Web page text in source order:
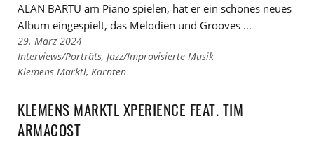
ALAN BARTU am Piano spielen, hat er ein schönes neues
Album eingespielt, das Melodien und Grooves …
29. März 2024
Links
zu
Kategorien
Interviews/Porträts, Jazz/Improvisierte Musik
Links
den
Tags
Klemens Marktl, Kärnten
KLEMENS MARKTL XPERIENCE FEAT. TIM
ARMACOST